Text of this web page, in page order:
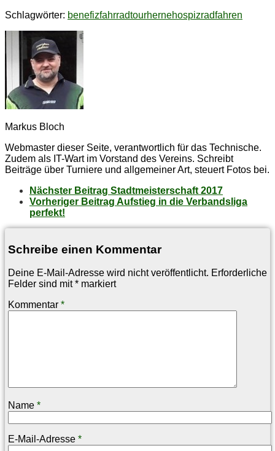
Schlagwörter: benefizfahrradtourhernehospizradfahren
Markus Bloch
Webmaster dieser Seite, verantwortlich für das Technische.
Zudem als IT-Wart im Vorstand des Vereins. Schreibt
Beiträge über Turniere und allgemeiner Art, steuert Fotos bei.
Nächster Beitrag Stadt­meis­ter­schaft 2017
Vorheriger Beitrag Auf­stieg in die Ver­bands­li­ga
perfekt!
Schreibe einen Kommentar
Deine E-Mail-Adresse wird nicht veröffentlicht. Erforderliche
Felder sind mit* markiert
Kommentar *
Name *
E-Mail-Adresse *